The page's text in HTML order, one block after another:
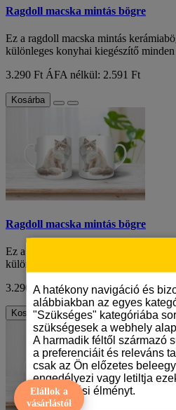
Ragdoll macska mintás bögre
Ez a ragdoll macska mintás
különleges konyhai kiegészítő minden
3.290 Ft ÁFA nélkül: 2.591 Ft
Kosárba
Ragdoll macska mintás bögre
Ez a ragdoll macska mintás
különleges konyhai kiegészítő minden
3.290 FtÁFA nélkül: 2.591 Ft
Kosárba
Elállok a
vásárlástól
A hatékony navigáció és
alábbiakban az egyes
"Szükséges" kategóriába
szükségesek a webhely
A harmadik féltől származó
a preferenciáit és releváns
csak az Ön előzetes
engedélyezi vagy letiltja
böngészési élményt.